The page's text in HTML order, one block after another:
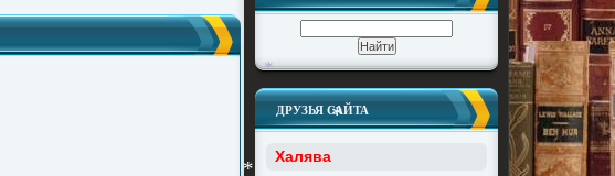
*
*
*
*
*
ДРУЗЬЯ САЙТА
Халява